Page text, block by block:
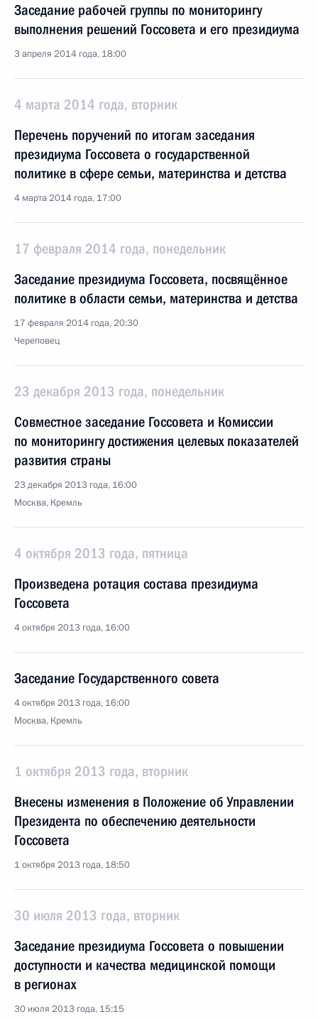
Заседание рабочей группы по мониторингу
выполнения решений Госсовета и его президиума
3 апреля 2014 года, 18:00
4 марта 2014 года, вторник
Перечень поручений по итогам заседания
президиума Госсовета о государственной
политике в сфере семьи, материнства и детства
4 марта 2014 года, 17:00
17 февраля 2014 года, понедельник
Заседание президиума Госсовета, посвящённое
политике в области семьи, материнства и детства
17 февраля 2014 года, 20:30
Череповец
23 декабря 2013 года, понедельник
Совместное заседание Госсовета и Комиссии
по мониторингу достижения целевых показателей
развития страны
23 декабря 2013 года, 16:00
Москва, Кремль
4 октября 2013 года, пятница
Произведена ротация состава президиума
Госсовета
4 октября 2013 года, 16:00
Заседание Государственного совета
4 октября 2013 года, 16:00
Москва, Кремль
1 октября 2013 года, вторник
Внесены изменения в Положение об Управлении
Президента по обеспечению деятельности
Госсовета
1 октября 2013 года, 18:50
30 июля 2013 года, вторник
Заседание президиума Госсовета о повышении
доступности и качества медицинской помощи
в регионах
30 июля 2013 года, 15:15